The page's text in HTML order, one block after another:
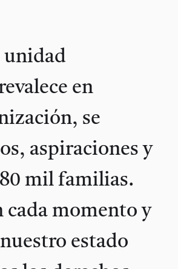
unidad
en
se
aspiraciones y
mil familias.
cada momento y
estado